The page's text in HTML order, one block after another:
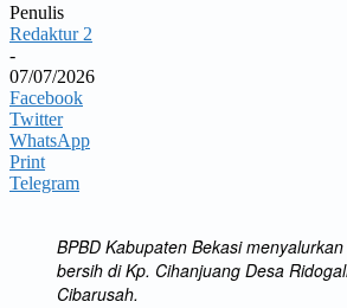
Penulis
Redaktur 2
-
07/07/2026
Facebook
Twitter
WhatsApp
Print
Telegram
BPBD Kabupaten Bekasi
bersih di Kp. Cihanjuang Desa
Cibarusah.